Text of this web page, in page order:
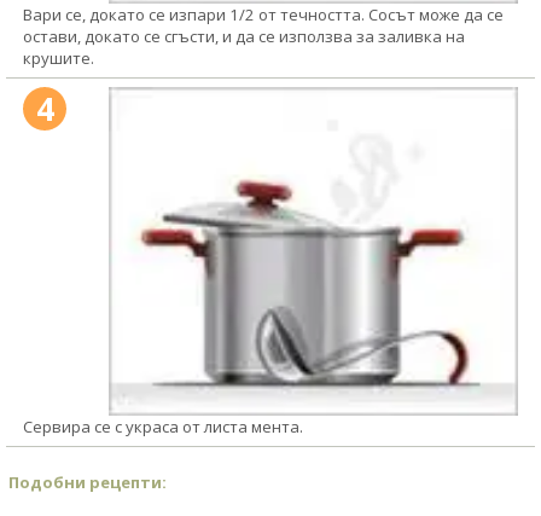
Вари се, докато се изпари 1/2 от течността. Сосът може да се
остави, докато се сгъсти, и да се използва за заливка на
крушите.
4
Сервира се с украса от листа мента.
Подобни рецепти: